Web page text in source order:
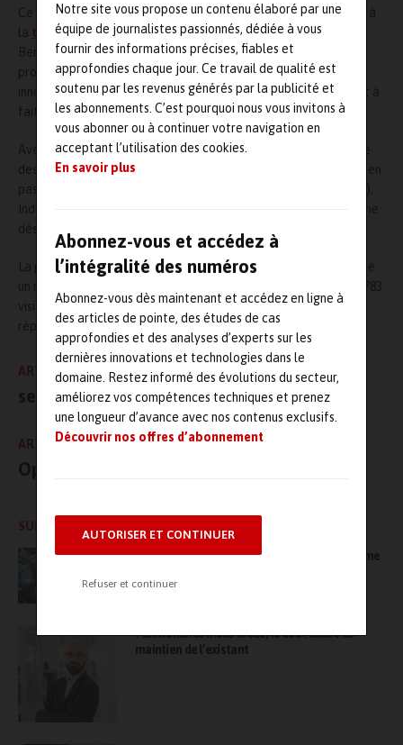
Notre site vous propose un contenu élaboré par une
équipe de journalistes passionnés, dédiée à vous
fournir des informations précises, fiables et
approfondies chaque jour. Ce travail de qualité est
soutenu par les revenus générés par la publicité et
les abonnements. C’est pourquoi nous vous invitons à
vous abonner ou à continuer votre navigation en
acceptant l’utilisation des cookies.
En savoir plus
Abonnez-vous et accédez à
l’intégralité des numéros
Abonnez-vous dès maintenant et accédez en ligne à
des articles de pointe, des études de cas
approfondies et des analyses d’experts sur les
dernières innovations et technologies dans le
domaine. Restez informé des évolutions du secteur,
améliorez vos compétences techniques et prenez
une longueur d’avance avec nos contenus exclusifs.
Découvrir nos offres d’abonnement
AUTORISER ET CONTINUER
Refuser et continuer
Ce salon de référence consacré à l’automatisation industrielle, à
la transformation numériqueet à l‘industrie 4.0 & 5.0
Benelux accueillera une nouvelle fois des milliers de
professionnels à Kortrijk Xpo pour une édition inspirante,
innovante et fédératrice de cet événement technologique tout à
fait unique en son genre.
Avec un éventail de produits et de services couvrant l’ensemble
des besoins de la chaîne industrielle (de l’automatisation à
, en
passant par la robotique, l’IdO et la
),
Indumation est un lieu de rencontre pour les acteurs de l’industrie
désireux de trouver des solutions aux défis de demain.
La précédente édition, qui s’était tenue en 2024, avait rassemblé
un nombre record de 250 exposants et accueilli pas moins de 9 783
visiteurs. Un salon de premier ordre, très fréquenté et dont la
réputation n’est plus à faire.
ARTICLE PRÉCÉDENT
sedApta-osys devient Elisa Industriq
ARTICLE SUIVANT
Optimol Lubrication devient Telko
SUR LE MÊME SUJET
Bien plus qu’une GMAO, MAS s’impose comme
accessible
Maintenance industrielle, le coût caché du
maintien de l’existant